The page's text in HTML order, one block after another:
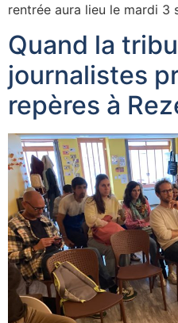
rentrée aura lieu le mardi
Quand la
journalistes
repères à